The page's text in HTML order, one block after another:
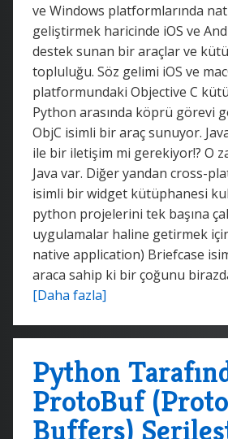
ve Windows platformlarında
geliştirmek haricinde iOS ve
destek sunan bir araçlar ve
topluluğu. Söz gelimi iOS ve
platformundaki Objective C
Python arasında köprü görevi
ObjC isimli bir araç sunuyor.
ile bir iletişim mi gerekiyor!? O
Java var. Diğer yandan cross-
isimli bir widget kütüphanesi
python projelerini tek başına
uygulamalar haline getirmek
native application) Briefcase
araca sahip ki bir çoğunu
[Daha fazla]
Python
ProtoBuf
Buffers)